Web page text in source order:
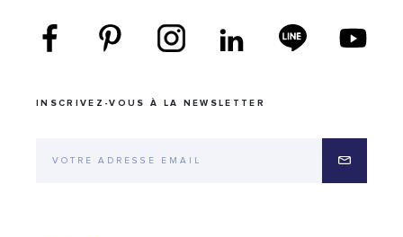
INSCRIVEZ-VOUS À LA NEWSLETTER